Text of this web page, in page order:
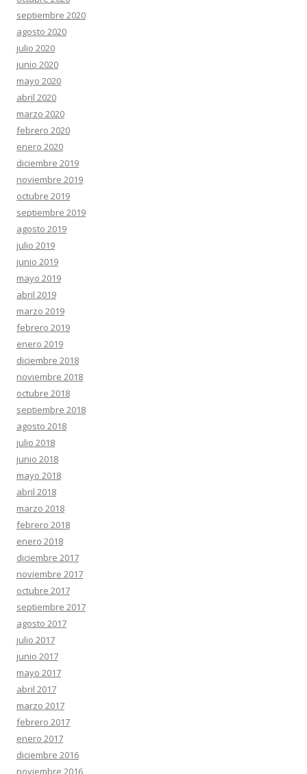
septiembre 2020
agosto 2020
julio 2020
junio 2020
mayo 2020
abril 2020
marzo 2020
febrero 2020
enero 2020
diciembre 2019
noviembre 2019
octubre 2019
septiembre 2019
agosto 2019
julio 2019
junio 2019
mayo 2019
abril 2019
marzo 2019
febrero 2019
enero 2019
diciembre 2018
noviembre 2018
octubre 2018
septiembre 2018
agosto 2018
julio 2018
junio 2018
mayo 2018
abril 2018
marzo 2018
febrero 2018
enero 2018
diciembre 2017
noviembre 2017
octubre 2017
septiembre 2017
agosto 2017
julio 2017
junio 2017
mayo 2017
abril 2017
marzo 2017
febrero 2017
enero 2017
diciembre 2016
noviembre 2016